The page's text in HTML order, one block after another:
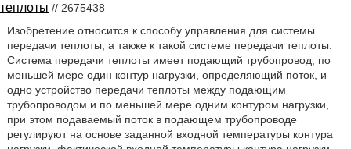
теплоты // 2675438
Изобретение относится к способу управления для системы
передачи теплоты, а также к такой системе передачи теплоты.
Система передачи теплоты имеет подающий трубопровод, по
меньшей мере один контур нагрузки, определяющий поток, и
одно устройство передачи теплоты между подающим
трубопроводом и по меньшей мере одним контуром нагрузки,
при этом подаваемый поток в подающем трубопроводе
регулируют на основе заданной входной температуры контура